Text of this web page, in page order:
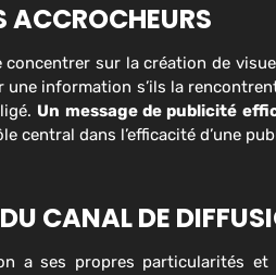
ACCROCHEURS
sur la création de
information s’ils la
Un message de publicité
central dans l’efficacité d’une
CANAL DE
a ses propres particularités